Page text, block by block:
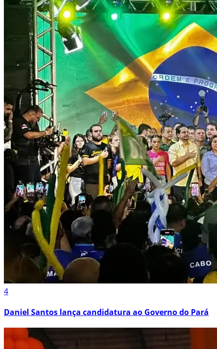
4
Daniel Santos lança candidatura ao Governo do Pará